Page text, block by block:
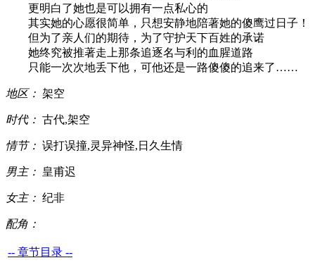
更明白了她也是可以拥有一点私心的
其实她的心愿很简单，只想安静地陪著她的傻鹰过日子！
但为了亲人们的期待，为了守护天下百姓的承诺
她终究被推著走上那条追逐名与利的血腥道路
只能一次次地丢下他，可他还是一路傻傻的追来了……
地区： 架空
时代： 古代,架空
情节： 误打误撞,灵异神怪,日久生情
男主： 皇甫迟
女主： 纪非
配角：
-- 章节目录 --